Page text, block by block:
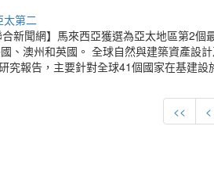
太第二
合新聞網】馬來西亞獲選為亞太地區第2
、澳州和英國。 全球自然與建築資產設
究報告，主要針對全球41個國家在基建
<< <